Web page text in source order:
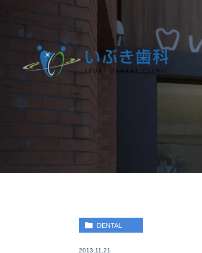
DENTAL
2013.11.21